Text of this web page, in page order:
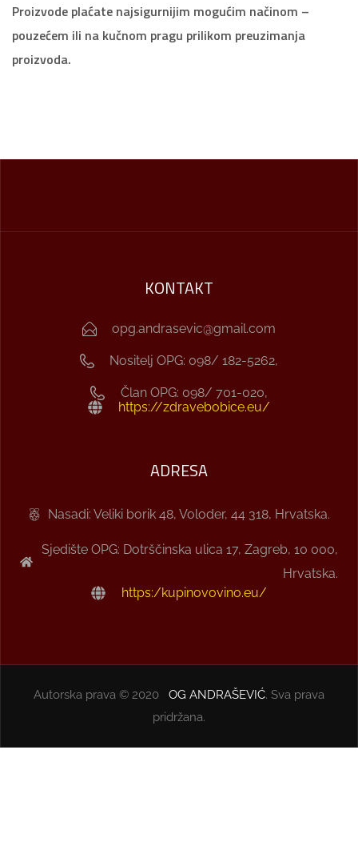
Proizvode plaćate najsigurnijim mogućim načinom –
pouzećem ili na kučnom pragu prilikom preuzimanja
proizvoda.
KONTAKT
opg.andrasevic@gmail.com
Nositelj OPG: 098/ 182-5262,
Član OPG: 098/ 701-020,
https://zdravebobice.eu/
ADRESA
Nasadi: Veliki borik 48, Voloder, 44 318, Hrvatska.
Sjedište OPG: Dotrščinska ulica 17, Zagreb, 10 000,
Hrvatska.
https:/kupinovovino.eu/
Autorska prava © 2020 OG ANDRAŠEVIĆ. Sva prava
pridržana.